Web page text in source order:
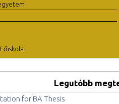
Legutóbb
for BA Thesis